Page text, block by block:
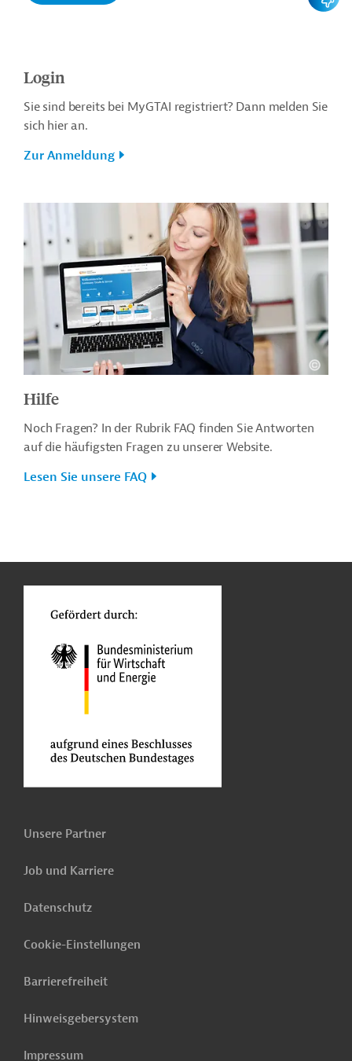
Login
Sie sind bereits bei MyGTAI registriert? Dann melden Sie
sich hier an.
Zur Anmeldung
Hilfe
Noch Fragen? In der Rubrik FAQ finden Sie Antworten
auf die häufigsten Fragen zu unserer Website.
Lesen Sie unsere FAQ
Unsere Partner
Job und Karriere
Datenschutz
Cookie-Einstellungen
Barrierefreiheit
Hinweisgebersystem
Impressum